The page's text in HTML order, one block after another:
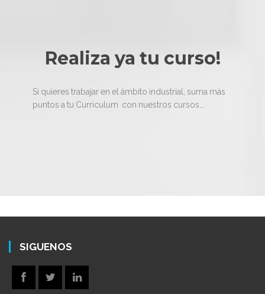
Realiza ya tu curso!
Si quieres trabajar en el ámbito industrial, suma más
puntos a tu Curriculum con nuestros cursos….
SIGUENOS